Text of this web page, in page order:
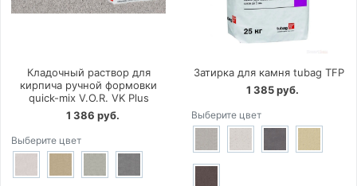
Кладочный раствор для
кирпича ручной формовки
quick-mix V.O.R. VK Plus
1 386 руб.
Выберите цвет
Затирка для камня tubag TFP
1 385 руб.
Выберите цвет